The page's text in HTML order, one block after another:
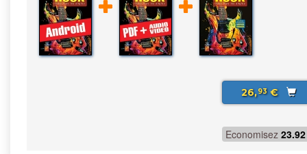
26,93€
Economisez 23.92